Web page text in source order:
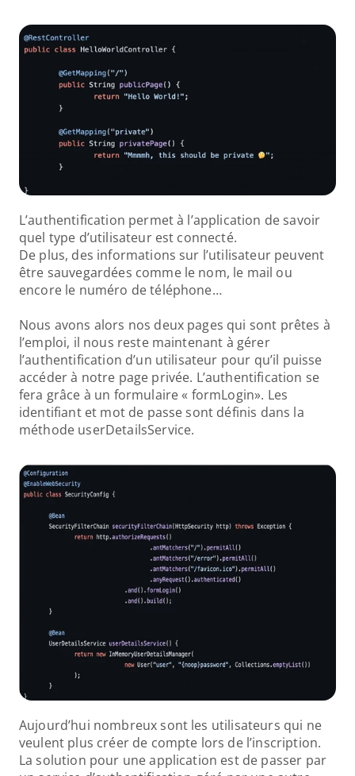
L’authentification permet à l’application de savoir
quel type d’utilisateur est connecté.
De plus, des informations sur l’utilisateur peuvent
être sauvegardées comme le nom, le mail ou
encore le numéro de téléphone…
Nous avons alors nos deux pages qui sont prêtes à
l’emploi, il nous reste maintenant à gérer
l’authentification d’un utilisateur pour qu’il puisse
accéder à notre page privée. L’authentification se
fera grâce à un formulaire « formLogin». Les
identifiant et mot de passe sont définis dans la
méthode userDetailsService.
Aujourd’hui nombreux sont les utilisateurs qui ne
veulent plus créer de compte lors de l’inscription.
La solution pour une application est de passer par